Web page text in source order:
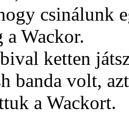
csinálunk
a Wackor.
ketten
banda volt,
a Wackort.